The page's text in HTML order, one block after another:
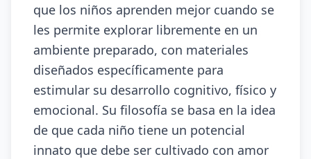
que los niños aprenden mejor cuando se
les permite explorar libremente en un
ambiente preparado, con materiales
diseñados específicamente para
estimular su desarrollo cognitivo, físico y
emocional. Su filosofía se basa en la idea
de que cada niño tiene un potencial
innato que debe ser cultivado con amor